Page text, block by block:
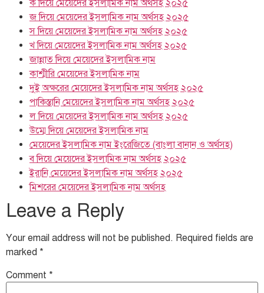
ক দিয়ে মেয়েদের ইসলামিক নাম অর্থসহ ২০২৫
জ দিয়ে মেয়েদের ইসলামিক নাম অর্থসহ ২০২৫
স দিয়ে মেয়েদের ইসলামিক নাম অর্থসহ ২০২৫
খ দিয়ে মেয়েদের ইসলামিক নাম অর্থসহ ২০২৫
জান্নাত দিয়ে মেয়েদের ইসলামিক নাম
কাশ্মীরি মেয়েদের ইসলামিক নাম
দুই অক্ষরের মেয়েদের ইসলামিক নাম অর্থসহ ২০২৫
পাকিস্তানি মেয়েদের ইসলামিক নাম অর্থসহ ২০২৫
ল দিয়ে মেয়েদের ইসলামিক নাম অর্থসহ ২০২৫
উম্মে দিয়ে মেয়েদের ইসলামিক নাম
মেয়েদের ইসলামিক নাম ইংরেজিতে (বাংলা বানান ও অর্থসহ)
ব দিয়ে মেয়েদের ইসলামিক নাম অর্থসহ ২০২৫
ইরানি মেয়েদের ইসলামিক নাম অর্থসহ ২০২৫
মিশরের মেয়েদের ইসলামিক নাম অর্থসহ
Leave a Reply
Your email address will not be published. Required fields are
marked *
Comment *